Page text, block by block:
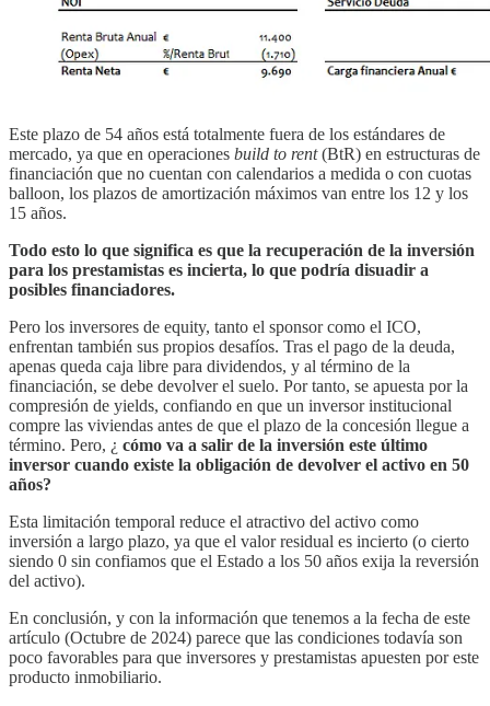
Este plazo de 54 años está totalmente fuera de los estándares de
mercado, ya que en operaciones build to rent(BtR) en estructuras de
financiación que no cuentan con calendarios a medida o con cuotas
balloon, los plazos de amortización máximos van entre los 12 y los
15 años.
Todo esto lo que significa es que la recuperación de la inversión
para los prestamistas es incierta, lo que podría disuadir a
posibles financiadores.
Pero los inversores de equity, tanto el sponsor como el ICO,
enfrentan también sus propios desafíos. Tras el pago de la deuda,
apenas queda caja libre para dividendos, y al término de la
financiación, se debe devolver el suelo. Por tanto, se apuesta por la
compresión de yields, confiando en que un inversor institucional
compre las viviendas antes de que el plazo de la concesión llegue a
término. Pero, ¿ cómo va a salir de la inversión este último
inversor cuando existe la obligación de devolver el activo en 50
años?
Esta limitación temporal reduce el atractivo del activo como
inversión a largo plazo, ya que el valor residual es incierto (o cierto
siendo 0 sin confiamos que el Estado a los 50 años exija la reversión
del activo).
En conclusión, y con la información que tenemos a la fecha de este
artículo (Octubre de 2024) parece que las condiciones todavía son
poco favorables para que inversores y prestamistas apuesten por este
producto inmobiliario.